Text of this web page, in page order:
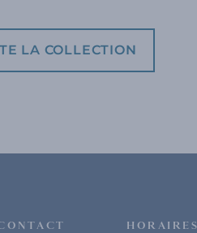
LA COLLECTION
HORAIRES